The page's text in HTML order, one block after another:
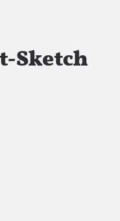
Sketch